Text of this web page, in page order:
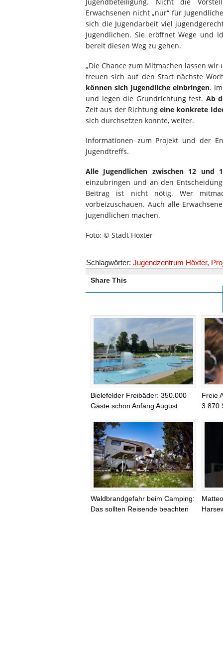
Erwachsenen nicht „nur“ für
sich die Jugendarbeit viel
Jugendlichen. Sie eröffnet Wege und
bereit diesen Weg zu gehen.
„Die Chance zum Mitmachen lassen
freuen sich auf den Start nächste
können sich Jugendliche einbringen.
und legen die Grundrichtung fest. Ab
Zeit aus der Richtung eine konkrete
sich durchsetzen konnte, weiter.
Informationen zum Projekt und der
Jugendtreffs.
Alle Jugendlichen zwischen 12 und
einzubringen und an den
Beitrag ist nicht nötig. Wer
vorbeizuschauen. Auch alle
Jugendlichen machen.
Foto: © Stadt Höxter
Schlagwörter: Jugendzentrum Höxter,
Share This
Bielefelder Freibäder: 350.000
Gäste schon Anfang August
Freie
3.870
Waldbrandgefahr beim Camping:
Das sollten Reisende beachten